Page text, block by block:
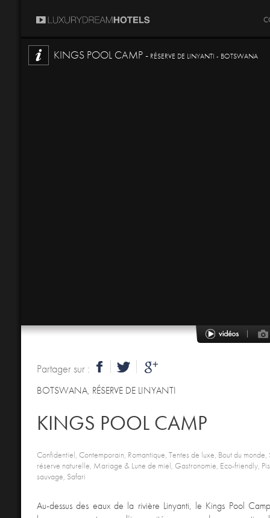
KINGS POOL CAMP - RÉSERVE DE LINYANTI - BOTSWANA
Partager sur :
BOTSWANA, RÉSERVE DE LINYANTI
KINGS POOL CAMP
Confidentiel, Contemporain, Romantique, Tentes de luxe, Bout du monde,
réserve naturelle, Mariage & Lune de miel, Gastronomie, Eco-friendly,
sauvage, Safari
Au-dessus des eaux de la rivière Linyanti, le Kings Pool